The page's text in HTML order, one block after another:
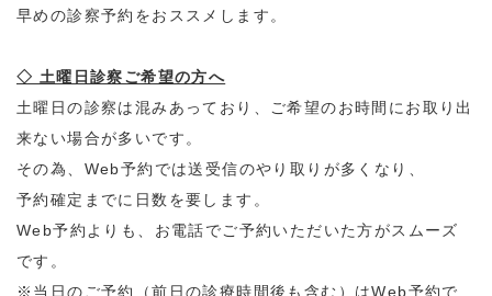
早めの診察予約をおススメします。
◇ 土曜日診察ご希望の方へ
土曜日の診察は混みあっており、ご希望のお時間にお取り出
来ない場合が多いです。
その為、Web予約では送受信のやり取りが多くなり、
予約確定までに日数を要します。
Web予約よりも、お電話でご予約いただいた方がスムーズ
です。
※当日のご予約（前日の診療時間後も含む）はWeb予約で